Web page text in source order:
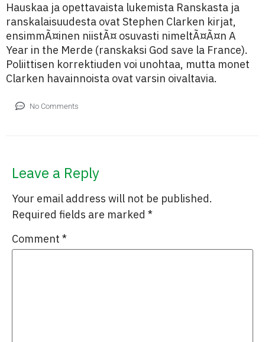
Hauskaa ja opettavaista lukemista Ranskasta ja
ranskalaisuudesta ovat Stephen Clarken kirjat,
ensimmÃ¤inen niistÃ¤ osuvasti nimeltÃ¤Ã¤n A
Year in the Merde (ranskaksi God save la France).
Poliittisen korrektiuden voi unohtaa, mutta monet
Clarken havainnoista ovat varsin oivaltavia.
No Comments
Leave a Reply
Your email address will not be published.
Required fields are marked *
Comment *